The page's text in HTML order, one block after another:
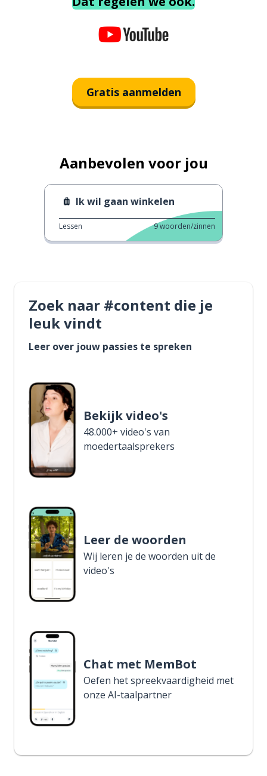
Gratis aanmelden
Aanbevolen voor jou
Ik wil gaan winkelen
Lessen 9woorden/zinnen
Zoek naar #content die je
leuk vindt
Leer over jouw passies te spreken
Bekijk video's
48.000+ video's van
moedertaalsprekers
Leer de woorden
Wij leren je de woorden uit de
video's
Chat met MemBot
Oefen het spreekvaardigheid met
onze AI-taalpartner